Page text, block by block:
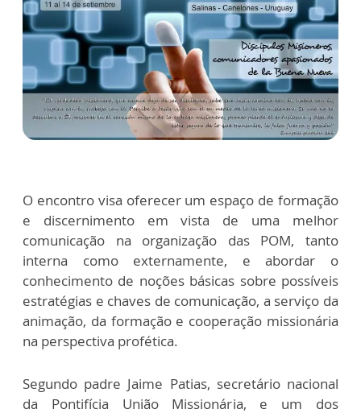
O encontro visa oferecer um espaço de formação
e discernimento em vista de uma melhor
comunicação na organização das POM, tanto
interna como externamente, e abordar o
conhecimento de noções básicas sobre possíveis
estratégias e chaves de comunicação, a serviço da
animação, da formação e cooperação missionária
na perspectiva profética.
Segundo padre Jaime Patias, secretário nacional
da Pontifícia União Missionária, e um dos